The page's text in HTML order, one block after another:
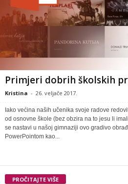
Primjeri dobrih školskih
Kristina - 26. veljače 2017.
Iako većina naših učenika svoje radove
od osnovne škole (bez obzira na to jesu li
se nastavi u našoj gimnaziji ovo gradivo
PowerPointom kao...
PROČITAJTE VIŠE